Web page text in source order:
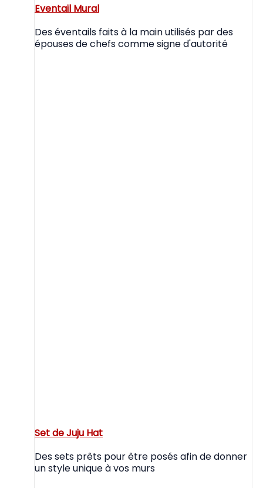
Eventail Mural
Des éventails faits à la main utilisés par des
épouses de chefs comme signe d'autorité
Set de Juju Hat
Des sets prêts pour être posés afin de donner
un style unique à vos murs